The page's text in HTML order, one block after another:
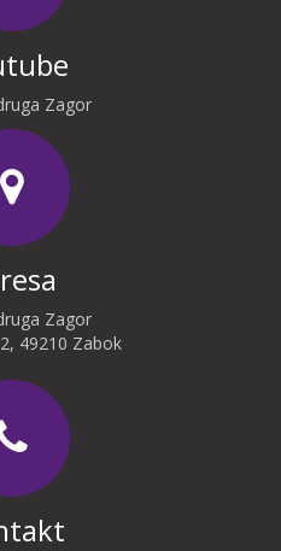
Zagor
Zagor
49210 Zabok